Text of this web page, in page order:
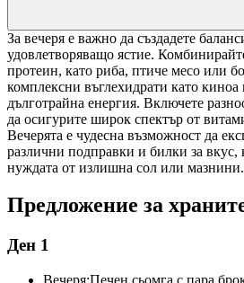
За вечеря е важно да създадете
удовлетворяващо ястие.
протеин, като риба, птиче месо или
комплексни въглехидрати като киноа
дълготрайна енергия. Включете
да осигурите широк спектър от
Вечерята е чудесна възможност да
различни подправки и билки за вкус,
нуждата от излишна сол или мазнини.
Предложение за
Ден 1
Вечеря:Печен сьомга с пара